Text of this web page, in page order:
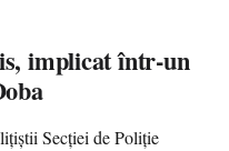
implicat într-un
Secției de Poliție